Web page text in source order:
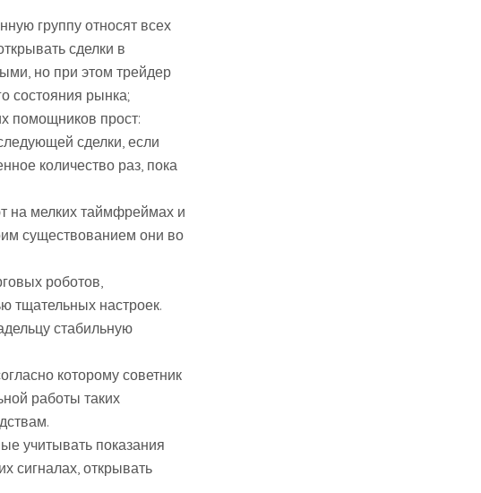
группу относят всех
сделки в
но при этом трейдер
состояния рынка;
помощников прост:
сделки, если
количество раз, пока
на мелких таймфреймах и
существованием они во
роботов,
тщательных настроек.
стабильную
которому советник
работы таких
учитывать показания
сигналах, открывать